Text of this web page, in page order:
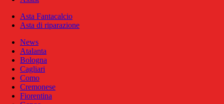
Asta Fantacalcio
Asta di riparazione
News
Atalanta
Bologna
Cagliari
Como
Cremonese
Fiorentina